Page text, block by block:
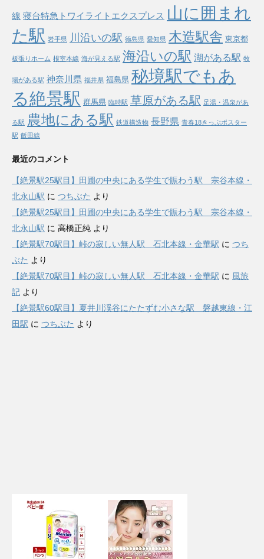
線 寝台特急トワイライトエクスプレス 山に囲まれ
た駅 岩手県 川沿いの駅 徳島県 愛知県 木造駅舎 東京都
板張りホーム 根室本線 海が見える駅 海沿いの駅 湖がある駅 牧
場がある駅 神奈川県 福井県 福島県 秘境駅でもあ
る絶景駅 群馬県 臨時駅 草原がある駅 足湯・温泉があ
る駅 農地にある駅 鉄道構造物 長野県 青春18きっぷポスター
駅 飯田線
最近のコメント
【絶景駅25駅目】田圃の中央にある学生で賑わう駅 宗谷本線・
北永山駅 に つちぶた より
【絶景駅25駅目】田圃の中央にある学生で賑わう駅 宗谷本線・
北永山駅 に 高橋正純 より
【絶景駅70駅目】峠の寂しい無人駅 石北本線・金華駅 に つち
ぶた より
【絶景駅70駅目】峠の寂しい無人駅 石北本線・金華駅 に 風旅
記 より
【絶景駅60駅目】夏井川渓谷にたたずむ小さな駅 磐越東線・江
田駅 に つちぶた より